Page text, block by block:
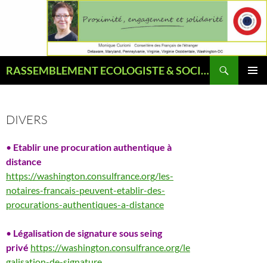
RASSEMBLEMENT ECOLOGISTE & SOCIAL
DIVERS
• Etablir une procuration authentique à
distance
https://washington.consulfrance.org/les-
notaires-francais-peuvent-etablir-des-
procurations-authentiques-a-distance
• Légalisation de signature sous seing
privé https://washington.consulfrance.org/le